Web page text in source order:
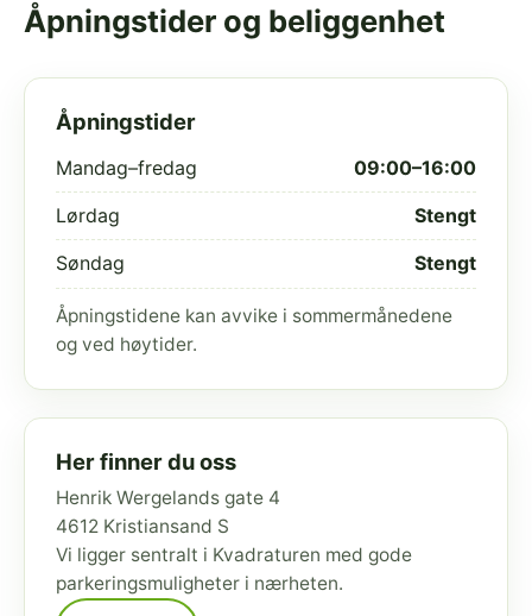
Åpningstider og beliggenhet
Åpningstider
Mandag–fredag 09:00–16:00
Lørdag Stengt
Søndag Stengt
Åpningstidene kan avvike i sommermånedene
og ved høytider.
Her finner du oss
Henrik Wergelands gate 4
4612 Kristiansand S
Vi ligger sentralt i Kvadraturen med gode
parkeringsmuligheter i nærheten.